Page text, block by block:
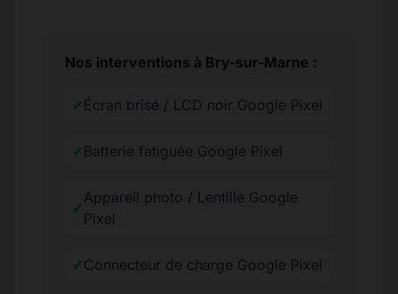
Nos interventions à Bry-sur-Marne :
✔ Écran brisé / LCD noir Google Pixel
✔ Batterie fatiguée Google Pixel
✔
Appareil photo / Lentille Google
Pixel
✔Connecteur de charge Google Pixel